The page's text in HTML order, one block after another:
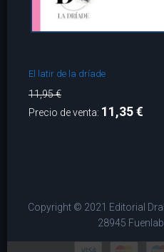
El latir de la dríade
11,95 €
Precio de venta: 11,35 €
Copyright © 2021 Editorial
28945